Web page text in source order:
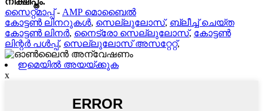
സൈറ്റ്മാപ്പ്- AMP മൊബൈൽ
കോട്ടൺ ലിനറുകൾ, സെല്ലുലോസ്, ബ്ലീച്ച് ചെയ്ത
കോട്ടൺ ലിനർ, നൈട്രോ സെല്ലുലോസ്, കോട്ടൺ
ലിന്റർ പൾപ്പ്, സെല്ലുലോസ് അസറ്റേറ്റ്,
ഇമെയിൽ അയയ്ക്കുക
x